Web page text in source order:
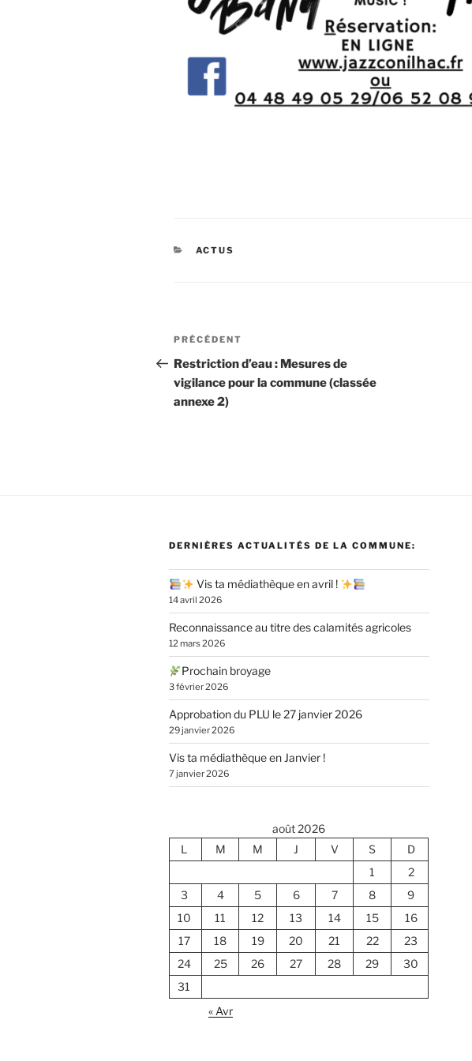
CATÉGORIES
ACTUS
Navigation
de
l’article
Article
précédent
PRÉCÉDENT
Restriction d’eau : Mesures de
vigilance pour la commune (classée
annexe 2)
DERNIÈRES ACTUALITÉS DE LA COMMUNE:
Vis ta médiathèque en avril !
14 avril 2026
Reconnaissance au titre des calamités agricoles
12 mars 2026
Prochain broyage
3 février 2026
Approbation du PLU le 27 janvier 2026
29 janvier 2026
Vis ta médiathèque en Janvier !
7 janvier 2026
août 2026
L
M M J V S
D
1
2
3
4 5 6 7 8
9
10
11 12 13 14 15
16
17
18 19 20 21 22
23
24
25 26 27 28 29
30
31
« Avr